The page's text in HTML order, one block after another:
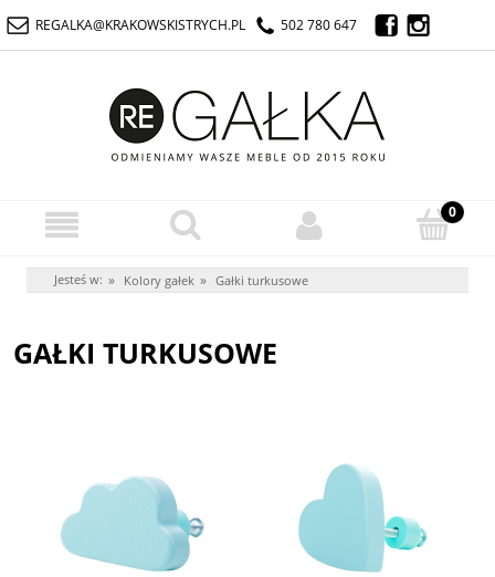
REGALKA@KRAKOWSKISTRYCH.PL 502 780 647
Jesteś w: » Kolory gałek » Gałki turkusowe
GAŁKI TURKUSOWE